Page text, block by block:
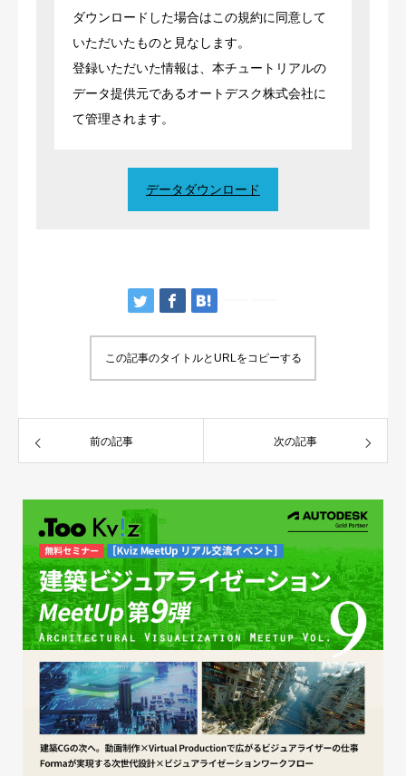
ダウンロードした場合はこの規約に同意して
いただいたものと見なします。
登録いただいた情報は、本チュートリアルの
データ提供元であるオートデスク株式会社に
て管理されます。
データダウンロード
この記事のタイトルとURLをコピーする
前の記事 次の記事